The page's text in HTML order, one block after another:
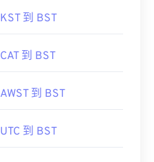
KST 到 BST
CAT 到 BST
AWST 到 BST
UTC 到 BST